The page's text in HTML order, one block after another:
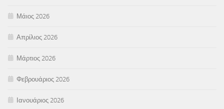
Μάιος 2026
Απρίλιος 2026
Μάρτιος 2026
Φεβρουάριος 2026
Ιανουάριος 2026